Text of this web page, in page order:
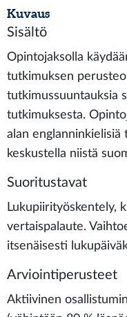
Kuvaus
Sisältö
Opintojaksolla
tutkimuksen
tutkimussuuntauksia
tutkimuksesta.
alan englanninkielisiä
keskustella niistä
Suoritustavat
Lukupiirityöskentely,
vertaispalaute.
itsenäisesti
Arviointiperusteet
Aktiivinen